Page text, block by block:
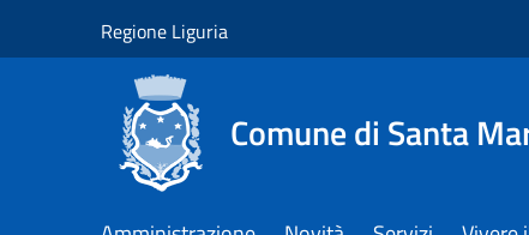
Regione Liguria
Comune di Santa